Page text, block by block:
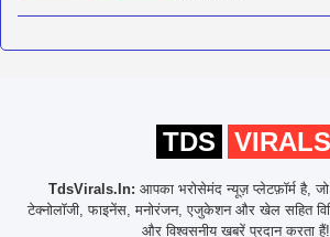
TDS VIRALS
TdsVirals.In: आपका भरोसेमंद न्यूज़ प्लेटफ़ॉर्म है,
टेक्नोलॉजी, फाइनेंस, मनोरंजन, एजुकेशन और खेल सहित
और विश्वसनीय खबरें प्रदान करता हैं!